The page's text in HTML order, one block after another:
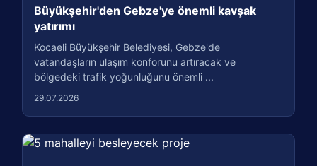
Büyükşehir'den Gebze'ye önemli kavşak
yatırımı
Kocaeli Büyükşehir Belediyesi, Gebze'de
vatandaşların ulaşım konforunu artıracak ve
bölgedeki trafik yoğunluğunu önemli ...
29.07.2026